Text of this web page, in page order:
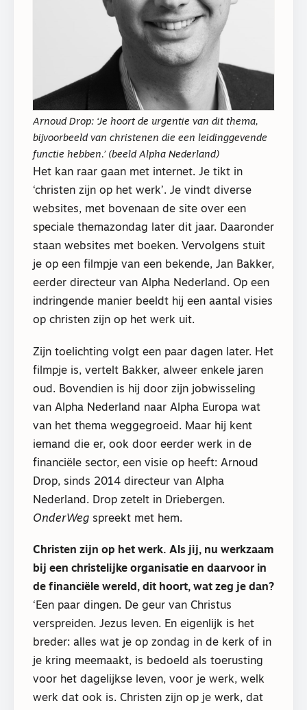
Arnoud Drop: ‘Je hoort de urgentie van dit thema,
bijvoorbeeld van christenen die een leidinggevende
functie hebben.’ (beeld Alpha Nederland)
Het kan raar gaan met internet. Je tikt in
‘christen zijn op het werk’. Je vindt diverse
websites, met bovenaan de site over een
speciale themazondag later dit jaar. Daaronder
staan websites met boeken. Vervolgens stuit
je op een filmpje van een bekende, Jan Bakker,
eerder directeur van Alpha Nederland. Op een
indringende manier beeldt hij een aantal visies
op christen zijn op het werk uit.
Zijn toelichting volgt een paar dagen later. Het
filmpje is, vertelt Bakker, alweer enkele jaren
oud. Bovendien is hij door zijn jobwisseling
van Alpha Nederland naar Alpha Europa wat
van het thema weggegroeid. Maar hij kent
iemand die er, ook door eerder werk in de
financiële sector, een visie op heeft: Arnoud
Drop, sinds 2014 directeur van Alpha
Nederland. Drop zetelt in Driebergen.
OnderWeg spreekt met hem.
Christen zijn op het werk. Als jij, nu werkzaam
bij een christelijke organisatie en daarvoor in
de financiële wereld, dit hoort, wat zeg je dan?
‘Een paar dingen. De geur van Christus
verspreiden. Jezus leven. En eigenlijk is het
breder: alles wat je op zondag in de kerk of in
je kring meemaakt, is bedoeld als toerusting
voor het dagelijkse leven, voor je werk, welk
werk dat ook is. Christen zijn op je werk, dat